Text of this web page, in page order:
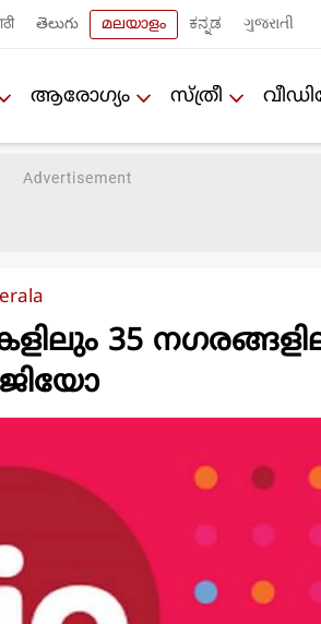
తెలుగు മലയാളം ಕನ್ನಡ ગુજરાતી
ആരോഗ്യം സ്ത്രീ
35
ജിയോ